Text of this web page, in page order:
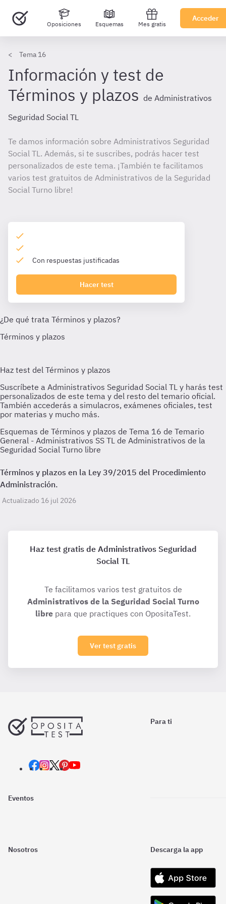
Oposiciones Esquemas Mes gratis
Acceder
Tema 16
Información y test de
Términos y plazos de Administrativos
Seguridad Social TL
Te damos información sobre Administrativos Seguridad
Social TL. Además, si te suscribes, podrás hacer test
personalizados de este tema. ¡También te facilitamos
varios test gratuitos de Administrativos de la Seguridad
Social Turno libre!
Con respuestas justificadas
Hacer test
Esquemas de Términos y plazos de Tema 16 de Temario
General - Administrativos SS TL de Administrativos de la
Seguridad Social Turno libre
Términos y plazos en la Ley 39/2015 del Procedimiento
Administración.
Actualizado 16 jul 2026
Haz test gratis de Administrativos Seguridad
Social TL
Te facilitamos varios test gratuitos de
Administrativos de la Seguridad Social Turno
libre para que practiques con OpositaTest.
Ver test gratis
Para ti
Eventos
Nosotros Descarga la app